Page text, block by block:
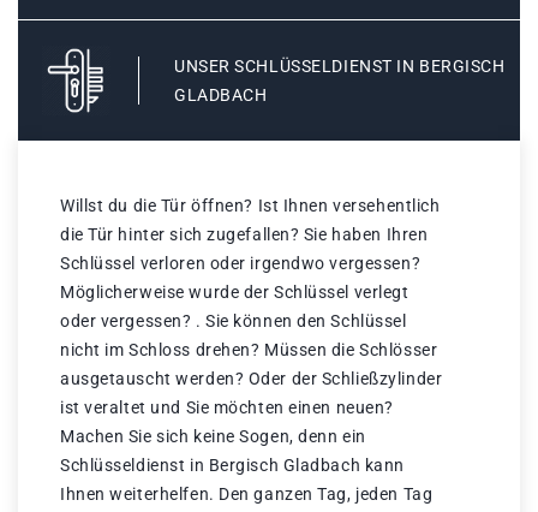
UNSER SCHLÜSSELDIENST IN BERGISCH
GLADBACH
Willst du die Tür öffnen? Ist Ihnen versehentlich
die Tür hinter sich zugefallen? Sie haben Ihren
Schlüssel verloren oder irgendwo vergessen?
Möglicherweise wurde der Schlüssel verlegt
oder vergessen? . Sie können den Schlüssel
nicht im Schloss drehen? Müssen die Schlösser
ausgetauscht werden? Oder der Schließzylinder
ist veraltet und Sie möchten einen neuen?
Machen Sie sich keine Sogen, denn ein
Schlüsseldienst in Bergisch Gladbach kann
Ihnen weiterhelfen. Den ganzen Tag, jeden Tag